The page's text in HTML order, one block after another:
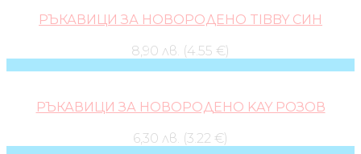
РЪКАВИЦИ ЗА НОВОРОДЕНО TIBBY СИН
8,90 лв. (4.55 €)
РЪКАВИЦИ ЗА НОВОРОДЕНО KAY РОЗОВ
6,30 лв. (3.22 €)